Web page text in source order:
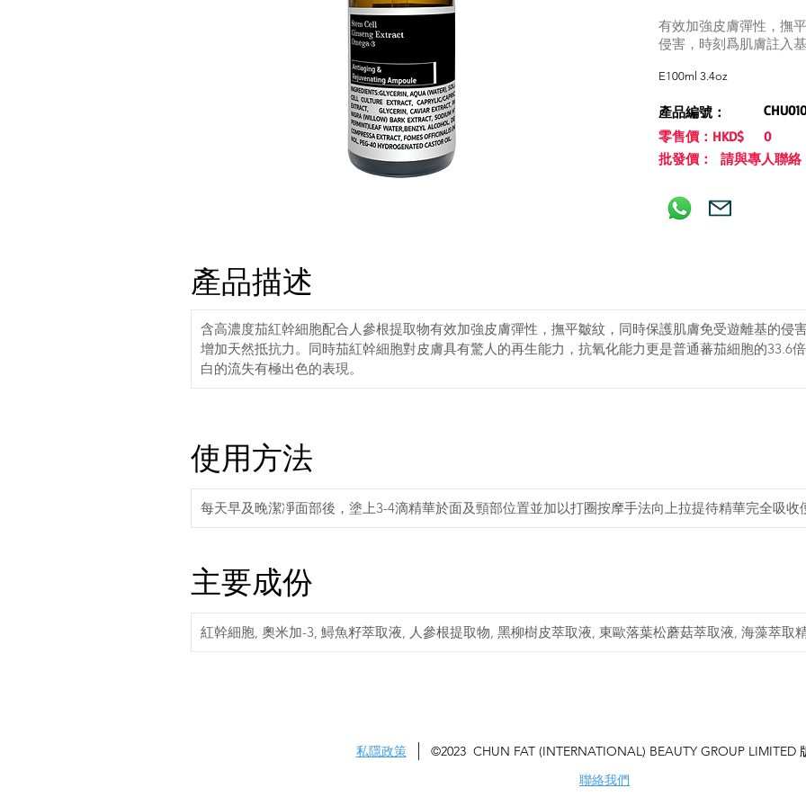
有效加強皮膚彈性，撫
侵害，時刻爲肌膚註入
E100ml 3.4oz
產品編號：
CHU010
零售價：HKD$
0
批發價： 請與專人聯絡
產品描述
含高濃度茄紅幹細胞配合人參根提取物有效加強皮膚彈性，撫平皺紋，同時保護肌膚免受遊離基的侵
增加天然抵抗力。同時茄紅幹細胞對皮膚具有驚人的再生能力，抗氧化能力更是普通蕃茄細胞的33.6
白的流失有極出色的表現。
使用方法
每天早及晚潔凈面部後，塗上3-4滴精華於面及頸部位置並加以打圈按摩手法向上拉提待精華完全吸收
主要成份
紅幹細胞, 奧米加-3, 鱘魚籽萃取液, 人參根提取物, 黑柳樹皮萃取液, 東歐落葉松蘑菇萃取液, 海藻萃取
私隱政策 ©2023 CHUN FAT (INTERNATIONAL) BEAUTY GROUP LIMITED
聯絡我們